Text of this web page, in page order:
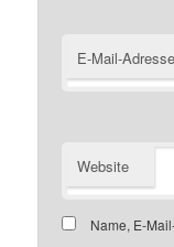
E-Mail-Adresse
Website
Name, E-